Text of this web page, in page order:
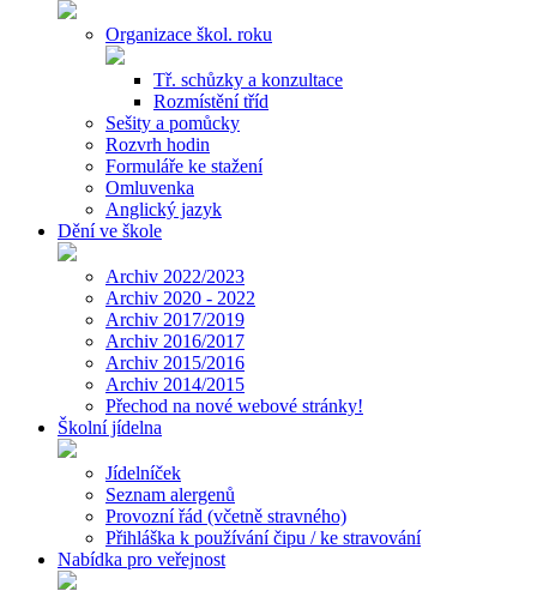
Organizace škol. roku
Tř. schůzky a konzultace
Rozmístění tříd
Sešity a pomůcky
Rozvrh hodin
Formuláře ke stažení
Omluvenka
Anglický jazyk
Dění ve škole
Archiv 2022/2023
Archiv 2020 - 2022
Archiv 2017/2019
Archiv 2016/2017
Archiv 2015/2016
Archiv 2014/2015
Přechod na nové webové stránky!
Školní jídelna
Jídelníček
Seznam alergenů
Provozní řád (včetně stravného)
Přihláška k používání čipu / ke stravování
Nabídka pro veřejnost